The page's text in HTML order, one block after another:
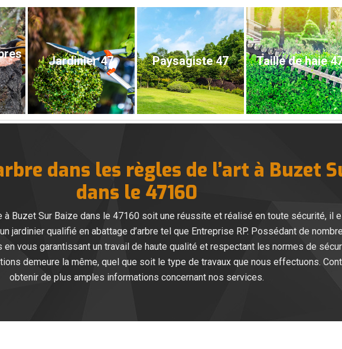
Jardinier 47 Paysagiste 47 Taille de haie
dans les règles de l’art à Buzet
dans le 47160
à Buzet Sur Baize dans le 47160 soit une réussite et réalisé en toute sécurité, il
jardinier qualifié en abattage d’arbre tel que Entreprise RP. Possédant de
en vous garantissant un travail de haute qualité et respectant les normes de
demeure la même, quel que soit le type de travaux que nous effectuons.
obtenir de plus amples informations concernant nos services.